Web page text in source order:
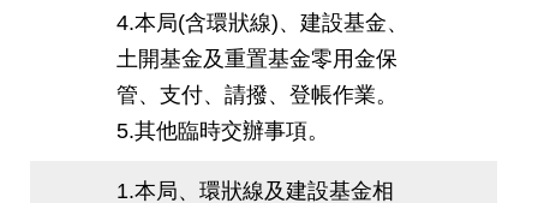
4.本局(含環狀線)、建設基金、
土開基金及重置基金零用金保
管、支付、請撥、登帳作業。
5.其他臨時交辦事項。
1.本局、環狀線及建設基金相